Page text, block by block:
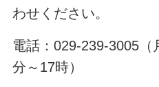
わせください。
電話：029-239-3005
分～17時）